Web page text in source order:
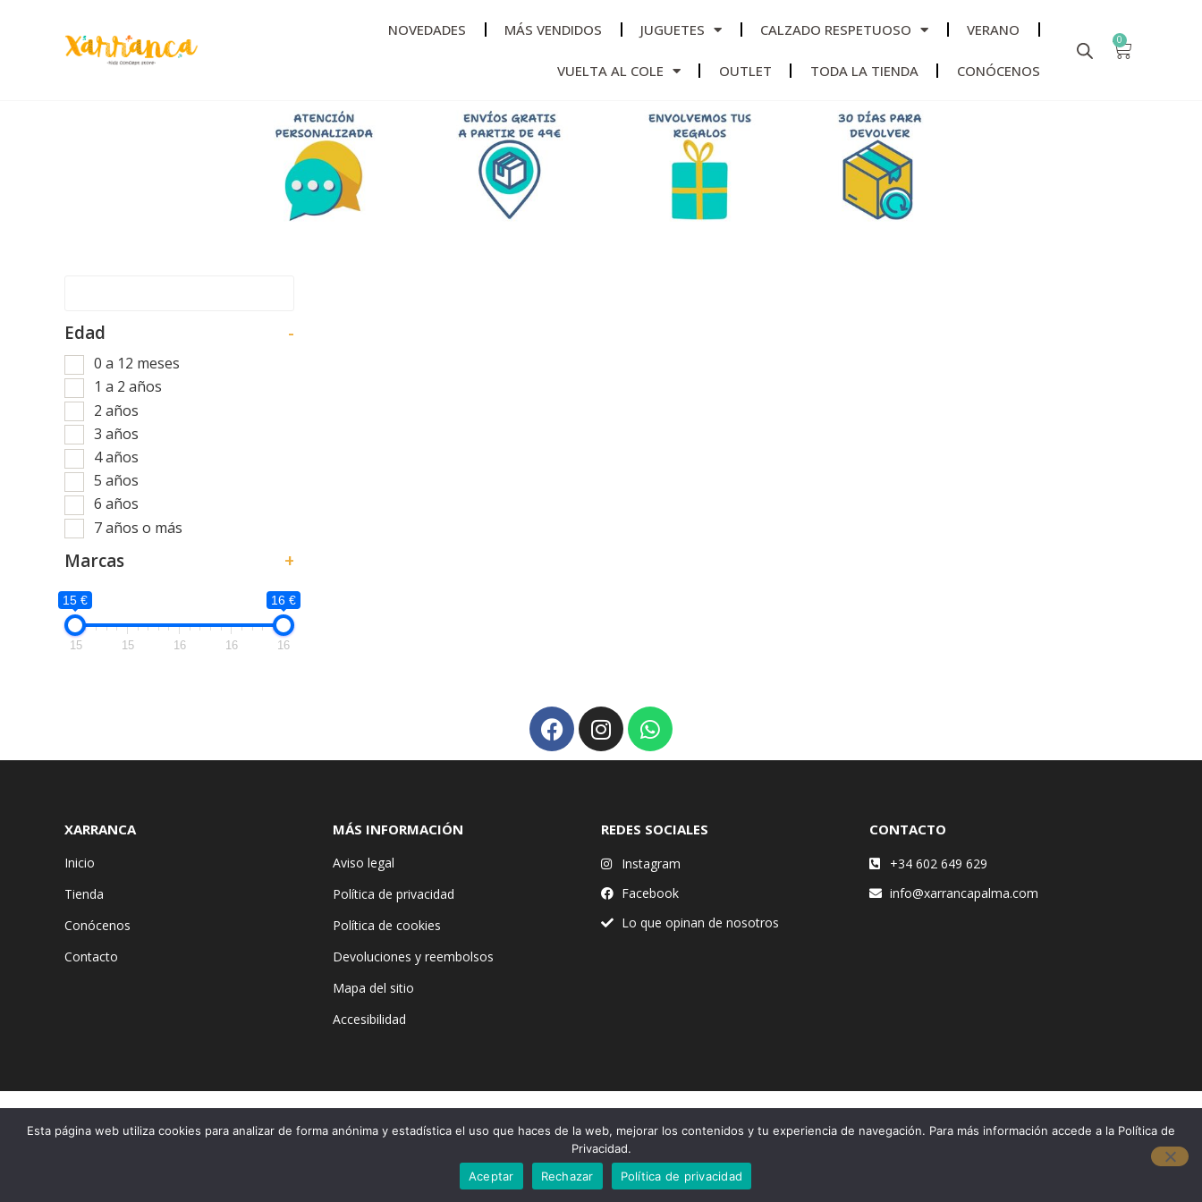
NOVEDADES MÁS VENDIDOS JUGUETES CALZADO RESPETUOSO VERANO
VUELTA AL COLE OUTLET TODA LA TIENDA CONÓCENOS
0
Edad -
0 a 12 meses
1 a 2 años
2 años
3 años
4 años
5 años
6 años
7 años o más
Marcas +
15 € 16 €
15 15 16 16 16
XARRANCA
Inicio
Tienda
Conócenos
Contacto
MÁS INFORMACIÓN
Aviso legal
Política de privacidad
Política de cookies
Devoluciones y reembolsos
Mapa del sitio
Accesibilidad
REDES SOCIALES
Instagram
Facebook
Lo que opinan de nosotros
CONTACTO
+34 602 649 629
info@xarrancapalma.com
Financiado por la Unión Europea – NextGenerationEU
Esta página web utiliza cookies para analizar de forma anónima y estadística el uso que haces de la web, mejorar los contenidos y tu experiencia de navegación. Para más información accede a la Política de
Privacidad.
Aceptar
Rechazar Política de privacidad